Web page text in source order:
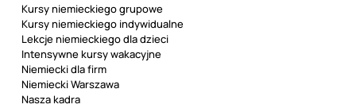
Kursy niemieckiego grupowe
Kursy niemieckiego indywidualne
Lekcje niemieckiego dla dzieci
Intensywne kursy wakacyjne
Niemiecki dla firm
Niemiecki Warszawa
Nasza kadra